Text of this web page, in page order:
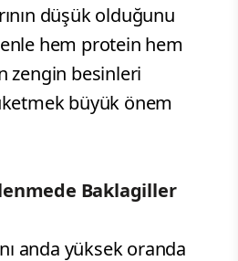
düşük olduğunu
hem protein hem
zengin besinleri
büyük önem
Baklagiller
anda yüksek oranda